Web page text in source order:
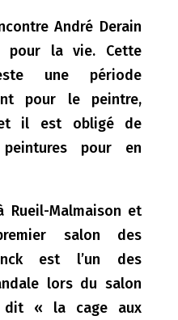
André Derain
pour la vie. Cette
une période
pour le peintre,
il est obligé de
peintures pour en
Rueil-Malmaison et
salon des
est l’un des
lors du salon
dit « la cage aux